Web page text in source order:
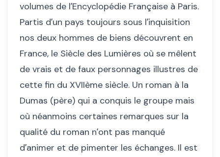
volumes de lʼEncyclopédie Française à Paris.
Partis dʼun pays toujours sous lʼinquisition
nos deux hommes de biens découvrent en
France, le Siècle des Lumières où se mêlent
de vrais et de faux personnages illustres de
cette fin du XVIIème siècle. Un roman à la
Dumas (père) qui a conquis le groupe mais
où néanmoins certaines remarques sur la
qualité du roman nʼont pas manqué
dʼanimer et de pimenter les échanges. Il est